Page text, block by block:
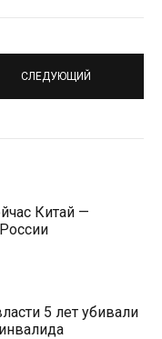
СЛЕДУЮЩИЙ
Китай —
5 лет убивали